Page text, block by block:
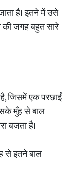
है। इतने में उसे
की जगह बहुत सारे
जिसमें एक परछाईं
मुँह से बाल
बजता है।
से इतने बाल